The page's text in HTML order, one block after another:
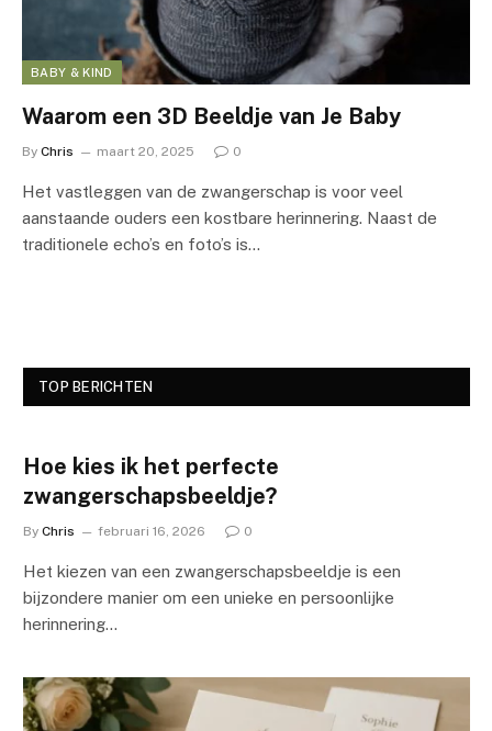
BABY & KIND
Waarom een 3D Beeldje van Je Baby
By Chris maart 20, 2025 0
Het vastleggen van de zwangerschap is voor veel
aanstaande ouders een kostbare herinnering. Naast de
traditionele echo’s en foto’s is…
TOP BERICHTEN
Hoe kies ik het perfecte
zwangerschapsbeeldje?
By Chris februari 16, 2026 0
Het kiezen van een zwangerschapsbeeldje is een
bijzondere manier om een unieke en persoonlijke
herinnering…